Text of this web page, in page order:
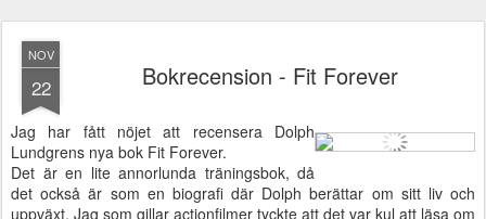
NOV
22 Bokrecension - Fit Forever
Jag har fått nöjet att recensera Dolph
Lundgrens nya bok Fit Forever.
Det är en lite annorlunda träningsbok, då
det också är som en biografi där Dolph berättar om sitt liv och
uppväxt. Jag som gillar actionfilmer tyckte att det var kul att läsa om